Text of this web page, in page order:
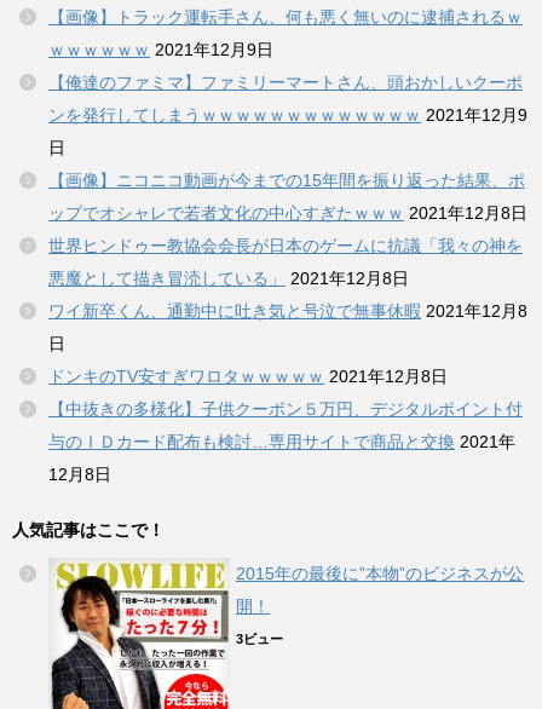
【画像】トラック運転手さん、何も悪く無いのに逮捕されるｗ
ｗｗｗｗｗｗ 2021年12月9日
【俺達のファミマ】ファミリーマートさん、頭おかしいクーポ
ンを発行してしまうｗｗｗｗｗｗｗｗｗｗｗｗｗ 2021年12月9
日
【画像】ニコニコ動画が今までの15年間を振り返った結果、ポ
ップでオシャレで若者文化の中心すぎたｗｗｗ 2021年12月8日
世界ヒンドゥー教協会会長が日本のゲームに抗議「我々の神を
悪魔として描き冒涜している」
2021年12月8日
ワイ新卒くん、通勤中に吐き気と号泣で無事休暇 2021年12月8
日
ドンキのTV安すぎワロタｗｗｗｗｗ 2021年12月8日
【中抜きの多様化】子供クーポン５万円、デジタルポイント付
与のＩＤカード配布も検討…専用サイトで商品と交換 2021年
12月8日
人気記事はここで！
2015年の最後に”本物”のビジネスが公
開！
3ビュー